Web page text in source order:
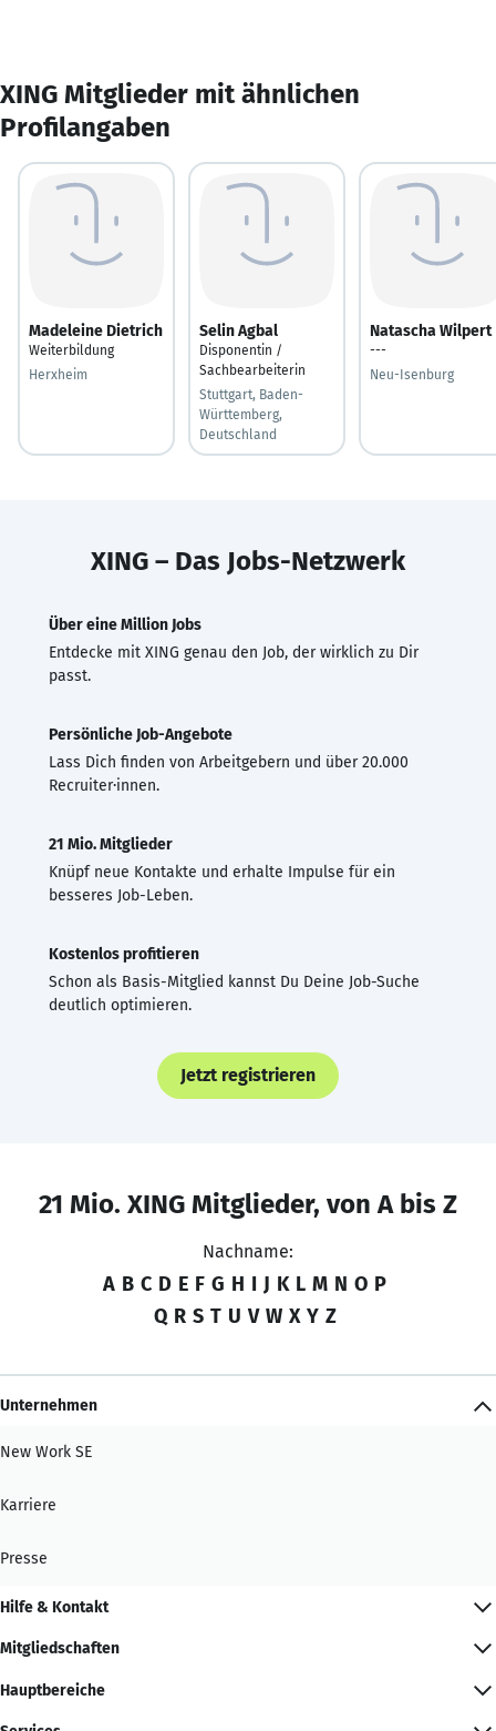
XING Mitglieder mit ähnlichen
Profilangaben
Madeleine Dietrich
Weiterbildung
Herxheim
Selin Agbal
Disponentin /
Sachbearbeiterin
Stuttgart, Baden-
Württemberg,
Deutschland
Natascha Wilpert
---
Neu-Isenburg
XING – Das Jobs-Netzwerk
Über eine Million Jobs
Entdecke mit XING genau den Job, der wirklich zu Dir
passt.
Persönliche Job-Angebote
Lass Dich finden von Arbeitgebern und über 20.000
Recruiter·innen.
21 Mio. Mitglieder
Knüpf neue Kontakte und erhalte Impulse für ein
besseres Job-Leben.
Kostenlos profitieren
Schon als Basis-Mitglied kannst Du Deine Job-Suche
deutlich optimieren.
Jetzt registrieren
21 Mio. XING Mitglieder, von A bis Z
Nachname:
A B C D E F G H I J K L M N O P
Q R S T U V W X Y Z
Unternehmen
New Work SE
Karriere
Presse
Hilfe & Kontakt
Mitgliedschaften
Hauptbereiche